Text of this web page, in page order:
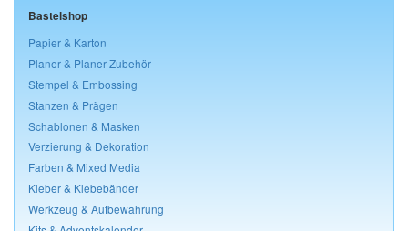
Bastelshop
Papier & Karton
Planer & Planer-Zubehör
Stempel & Embossing
Stanzen & Prägen
Schablonen & Masken
Verzierung & Dekoration
Farben & Mixed Media
Kleber & Klebebänder
Werkzeug & Aufbewahrung